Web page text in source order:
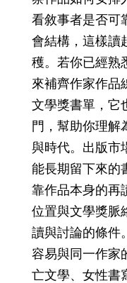
看敘事者是否可
會結構，這樣讀
穫。若你已經熟
來補齊作家作品
文學獎書單，它
門，幫助你理解
與時代。出版市
能長期留下來的
靠作品本身的再
位置與文學獎脈
讀與討論的條件
容易與同一作家
亡文學、女性書